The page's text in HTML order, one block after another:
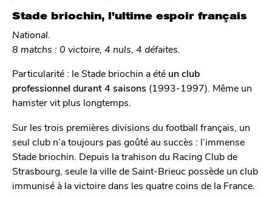
Stade briochin, l’ultime espoir français
National.
8 matchs : 0 victoire, 4 nuls, 4 défaites.
Particularité : le Stade briochin a été un club
professionnel durant 4 saisons (1993-1997). Même un
hamster vit plus longtemps.
Sur les trois premières divisions du football français, un
seul club n’a toujours pas goûté au succès : l’immense
Stade briochin. Depuis la trahison du Racing Club de
Strasbourg, seule la ville de Saint-Brieuc possède un club
immunisé à la victoire dans les quatre coins de la France.